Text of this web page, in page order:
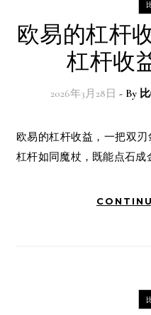
欧易的杠杆
杠杆收
2026年3月28日 - By
欧易的杠杆收益，一把双刃剑的精妙平衡在金融的世界里，
杠杆如同魔杖，既能点石